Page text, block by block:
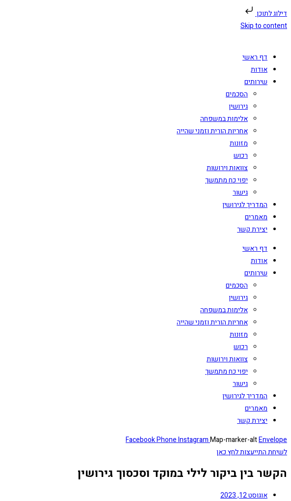
דילוג לתוכן
Skip to content
דף ראשי
אודות
שירותים
הסכמים
גירושין
אלימות במשפחה
אחריות הורית וזמני שהייה
מזונות
רכוש
צוואות וירושות
יפוי כח מתמשך
גישור
המדריך לגירושין
מאמרים
יצירת קשר
דף ראשי
אודות
שירותים
הסכמים
גירושין
אלימות במשפחה
אחריות הורית וזמני שהייה
מזונות
רכוש
צוואות וירושות
יפוי כח מתמשך
גישור
המדריך לגירושין
מאמרים
יצירת קשר
FacebookPhoneInstagramMap-marker-altEnvelope
לשיחת התייעצות לחץ כאן
הקשר בין ביקור לילי במוקד וסכסוך גירושין
אוגוסט 12, 2023